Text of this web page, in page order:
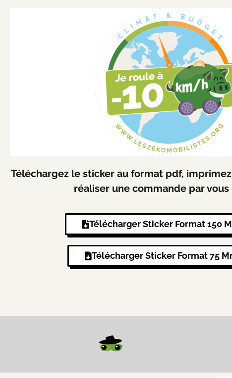
Téléchargez le sticker au format pdf,
réaliser une commande par vous
Télécharger Sticker Format 150
Télécharger Sticker Format 75